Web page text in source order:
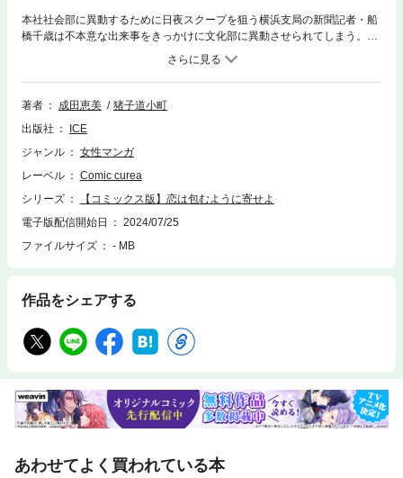
本社社会部に異動するために日夜スクープを狙う横浜支局の新聞記者・船
橋千歳は不本意な出来事をきっかけに文化部に異動させられてしまう。将
棋担当となるが、独特の文化と性格の悪いトップ棋士・四条碧と接して一
気に将棋が苦手に。しかし、取材を進めるうちに見る目が変わり…!? 女性
新聞記者と天才棋士のこじらせラブストーリー!!
著者
成田恵美
猪子道小町
出版社
ICE
ジャンル
女性マンガ
レーベル
Comic curea
シリーズ
【コミックス版】恋は包むように寄せよ
電子版配信開始日
2024/07/25
ファイルサイズ
- MB
作品をシェアする
あわせてよく買われている本